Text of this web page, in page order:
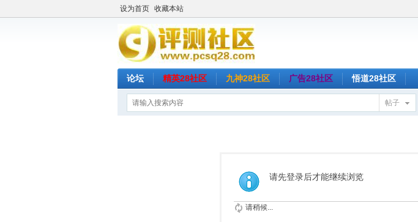
设为首页 收藏本站
论坛 精英28社区 九神28社区 广告28社区 悟道28社区
帖子
请先登录后才能继续浏览
请稍候...